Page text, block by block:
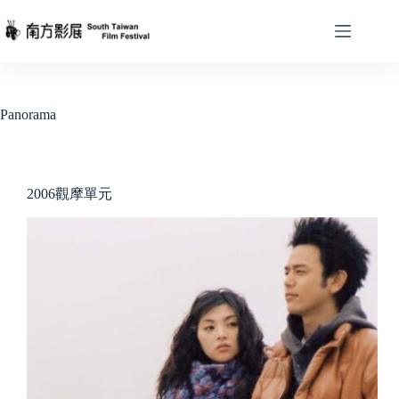
to
content
Panorama
2006觀摩單元